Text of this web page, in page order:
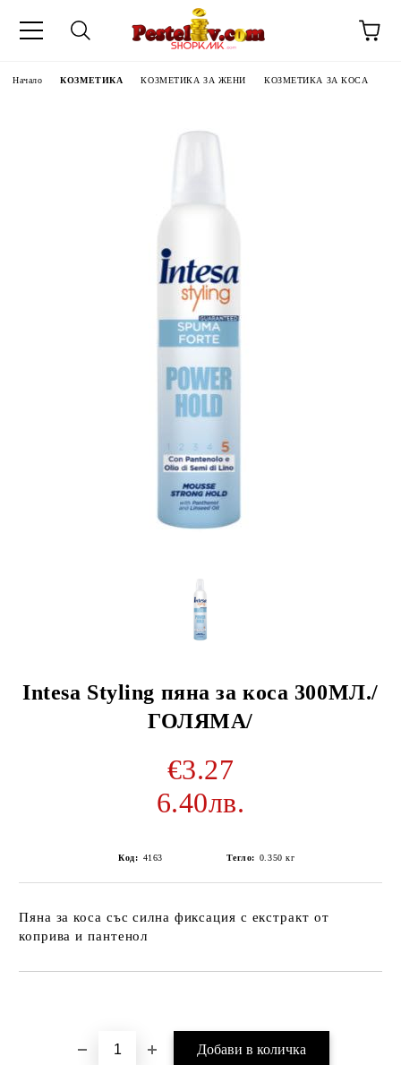
Начало КОЗМЕТИКА КОЗМЕТИКА ЗА ЖЕНИ КОЗМЕТИКА ЗА КОСА
Intesa Styling пяна за коса 300МЛ./
ГОЛЯМА/
€3.27
6.40лв.
Код: 4163 Тегло: 0.350 кг
Пяна за коса със силна фиксация с екстракт от
коприва и пантенол